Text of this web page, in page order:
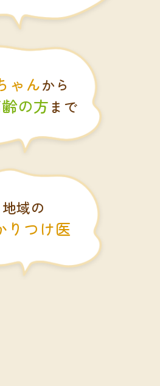
ゃんから
の方 まで
地域の
りつけ医